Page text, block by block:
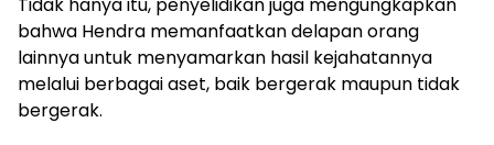
Tidak hanya itu, penyelidikan juga mengungkapkan
bahwa Hendra memanfaatkan delapan orang
lainnya untuk menyamarkan hasil kejahatannya
melalui berbagai aset, baik bergerak maupun tidak
bergerak.